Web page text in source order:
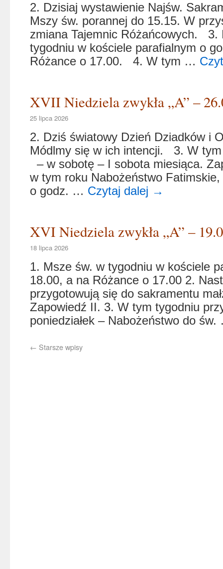
2. Dzisiaj wystawienie Najśw.
Mszy św. porannej do 15.15. W
zmiana Tajemnic Różańcowych. 3.
tygodniu w kościele parafialnym o
Różance o 17.00. 4. W tym …
XVII Niedziela zwykła „A” –
25 lipca 2026
2. Dziś światowy Dzień Dziadków i
Módlmy się w ich intencji. 3. W
– w sobotę – I sobota miesiąca.
w tym roku Nabożeństwo
o godz. … Czytaj dalej →
XVI Niedziela zwykła „A” –
18 lipca 2026
1. Msze św. w tygodniu w kościele
18.00, a na Różance o 17.00 2.
przygotowują się do sakramentu
Zapowiedź II. 3. W tym tygodniu
poniedziałek – Nabożeństwo do
← Starsze wpisy